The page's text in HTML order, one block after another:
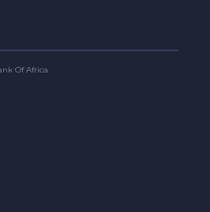
Of Africa